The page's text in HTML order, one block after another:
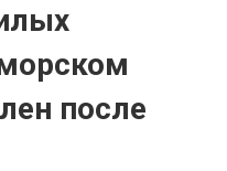
после